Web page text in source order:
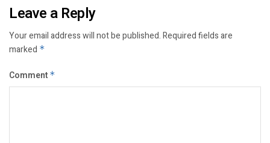
Leave a Reply
Your email address will not be published.Required fields are
marked *
Comment *